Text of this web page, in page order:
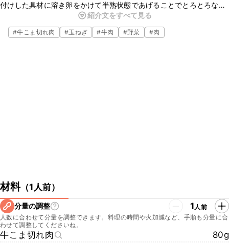
付けした具材に溶き卵をかけて半熟状態であげることでとろとろな食
感が味わえます。お好みで七味唐辛子や温泉卵などをのせてお召し上
がりください。
紹介文をすべて見る
#牛こま切れ肉 #玉ねぎ #牛肉 #野菜 #肉
材料（1人前）
分量の調整 1人前
人数に合わせて分量を調整できます。料理の時間や火加減など、手順も分量に合
わせて調整してくださいね。
牛こま切れ肉
80g